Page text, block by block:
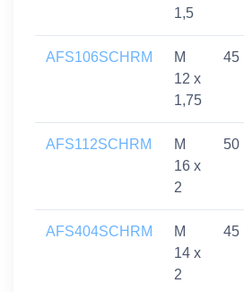
1,5
AFS106SCHRM
M
12 x
1,75
45
AFS112SCHRM
M
16 x
2
50
AFS404SCHRM
M
14 x
2
45